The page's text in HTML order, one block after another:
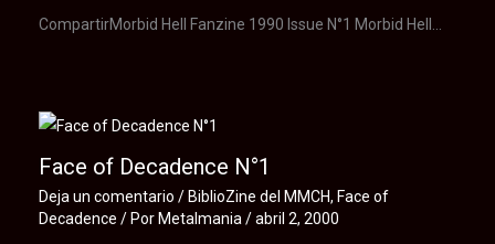
CompartirMorbid Hell Fanzine 1990 Issue N°1 Morbid Hell…
Face of Decadence N°1
Deja un comentario / BiblioZine del MMCH, Face of
Decadence / Por Metalmania /abril 2, 2000